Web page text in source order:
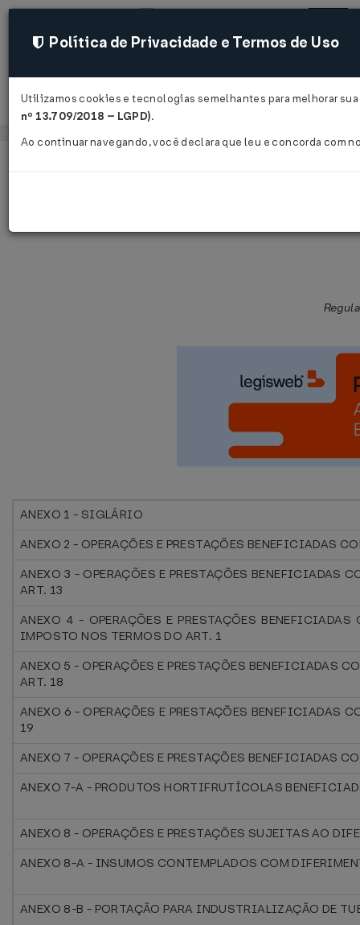
Acessar
ANEXO 1 - SIGLÁRIO
ANEXO 2 - OPERAÇÕES E PRESTAÇÕES BENEFICIADAS
ANEXO 3 - OPERAÇÕES E PRESTAÇÕES BENEFICIADAS
ART. 13
ANEXO 4 - OPERAÇÕES E PRESTAÇÕES
IMPOSTO NOS TERMOS DO ART. 1
ANEXO 5 - OPERAÇÕES E PRESTAÇÕES BENEFICIADAS
ART. 18
ANEXO 6 - OPERAÇÕES E PRESTAÇÕES BENEFICIADAS
19
ANEXO 7 - OPERAÇÕES E PRESTAÇÕES BENEFICIADAS
ANEXO 7-A - PRODUTOS HORTIFRUTÍCOLAS
ANEXO 8 - OPERAÇÕES E PRESTAÇÕES SUJEITAS AO
ANEXO 8-A - INSUMOS CONTEMPLADOS COM
ANEXO 8-B - PORTAÇÃO PARA INDUSTRIALIZAÇÃO DE
Política de Privacidade e Termos de Uso
Utilizamos cookies e tecnologias semelhantes para melhorar
nº 13.709/2018 – LGPD).
Ao continuar navegando, você declara que leu e concorda com